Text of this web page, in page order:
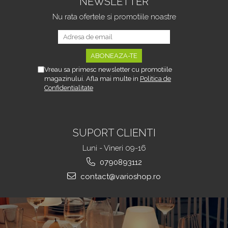
Impermeabilitate IP65,
Unghi Reglabil, Neagra
Nu rata ofertele si promotiile noastre
Vreau sa primesc newsletter cu promotiile
magazinului. Afla mai multe in Politica de
Confidentialitate
SUPORT CLIENTI
Luni - Vineri 09-16
0790893112
contact@varioshop.ro